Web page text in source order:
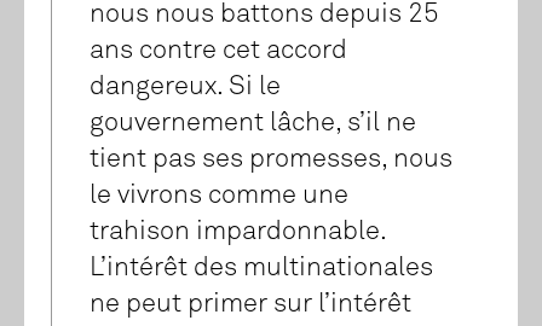
nous nous battons depuis 25
ans contre cet accord
dangereux. Si le
gouvernement lâche, s’il ne
tient pas ses promesses, nous
le vivrons comme une
trahison impardonnable.
L’intérêt des multinationales
ne peut primer sur l’intérêt